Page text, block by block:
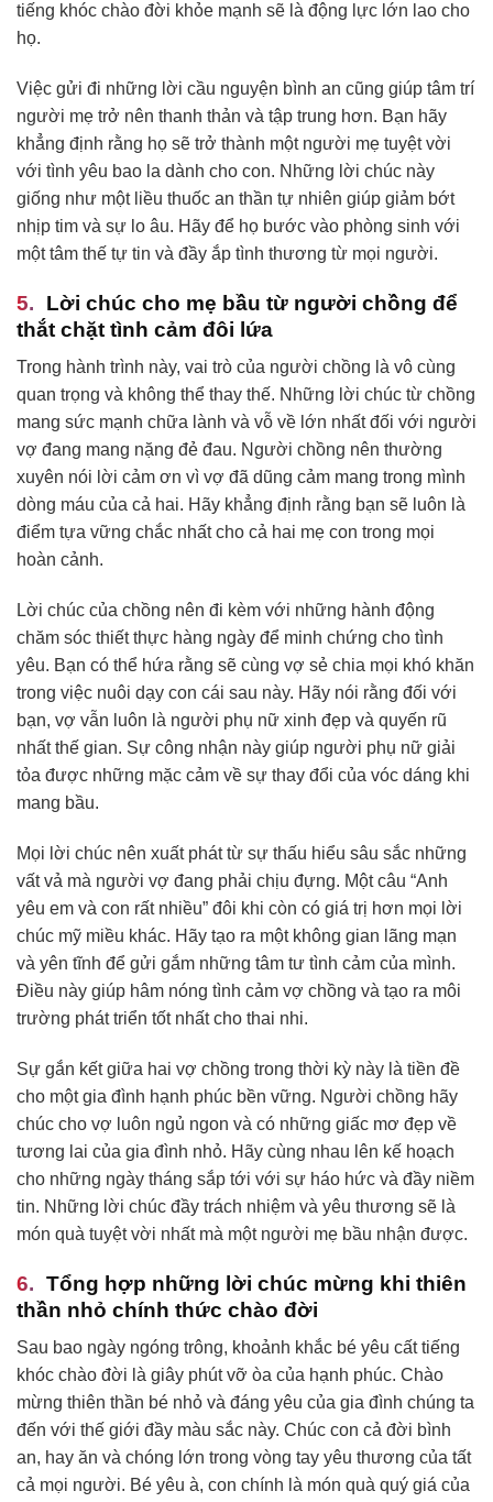
tiếng khóc chào đời khỏe mạnh sẽ là động lực lớn lao cho
họ.
Việc gửi đi những lời cầu nguyện bình an cũng giúp tâm trí
người mẹ trở nên thanh thản và tập trung hơn. Bạn hãy
khẳng định rằng họ sẽ trở thành một người mẹ tuyệt vời
với tình yêu bao la dành cho con. Những lời chúc này
giống như một liều thuốc an thần tự nhiên giúp giảm bớt
nhịp tim và sự lo âu. Hãy để họ bước vào phòng sinh với
một tâm thế tự tin và đầy ắp tình thương từ mọi người.
Lời chúc cho mẹ bầu từ người chồng để
thắt chặt tình cảm đôi lứa
Trong hành trình này, vai trò của người chồng là vô cùng
quan trọng và không thể thay thế. Những lời chúc từ chồng
mang sức mạnh chữa lành và vỗ về lớn nhất đối với người
vợ đang mang nặng đẻ đau. Người chồng nên thường
xuyên nói lời cảm ơn vì vợ đã dũng cảm mang trong mình
dòng máu của cả hai. Hãy khẳng định rằng bạn sẽ luôn là
điểm tựa vững chắc nhất cho cả hai mẹ con trong mọi
hoàn cảnh.
Lời chúc của chồng nên đi kèm với những hành động
chăm sóc thiết thực hàng ngày để minh chứng cho tình
yêu. Bạn có thể hứa rằng sẽ cùng vợ sẻ chia mọi khó khăn
trong việc nuôi dạy con cái sau này. Hãy nói rằng đối với
bạn, vợ vẫn luôn là người phụ nữ xinh đẹp và quyến rũ
nhất thế gian. Sự công nhận này giúp người phụ nữ giải
tỏa được những mặc cảm về sự thay đổi của vóc dáng khi
mang bầu.
Mọi lời chúc nên xuất phát từ sự thấu hiểu sâu sắc những
vất vả mà người vợ đang phải chịu đựng. Một câu “Anh
yêu em và con rất nhiều” đôi khi còn có giá trị hơn mọi lời
chúc mỹ miều khác. Hãy tạo ra một không gian lãng mạn
và yên tĩnh để gửi gắm những tâm tư tình cảm của mình.
Điều này giúp hâm nóng tình cảm vợ chồng và tạo ra môi
trường phát triển tốt nhất cho thai nhi.
Sự gắn kết giữa hai vợ chồng trong thời kỳ này là tiền đề
cho một gia đình hạnh phúc bền vững. Người chồng hãy
chúc cho vợ luôn ngủ ngon và có những giấc mơ đẹp về
tương lai của gia đình nhỏ. Hãy cùng nhau lên kế hoạch
cho những ngày tháng sắp tới với sự háo hức và đầy niềm
tin. Những lời chúc đầy trách nhiệm và yêu thương sẽ là
món quà tuyệt vời nhất mà một người mẹ bầu nhận được.
Tổng hợp những lời chúc mừng khi thiên
thần nhỏ chính thức chào đời
Sau bao ngày ngóng trông, khoảnh khắc bé yêu cất tiếng
khóc chào đời là giây phút vỡ òa của hạnh phúc. Chào
mừng thiên thần bé nhỏ và đáng yêu của gia đình chúng ta
đến với thế giới đầy màu sắc này. Chúc con cả đời bình
an, hay ăn và chóng lớn trong vòng tay yêu thương của tất
cả mọi người. Bé yêu à, con chính là món quà quý giá của